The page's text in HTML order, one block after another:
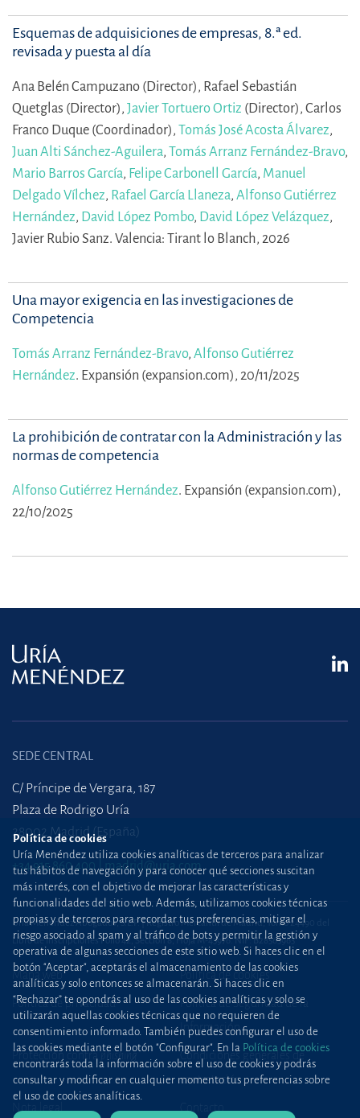
Esquemas de adquisiciones de empresas, 8.ª ed.
revisada y puesta al día
Ana Belén Campuzano (Director), Rafael Sebastián
Quetglas (Director), Javier Tortuero Ortiz (Director), Carlos
Franco Duque (Coordinador), Tomás José Acosta Álvarez,
Juan Alti Sánchez-Aguilera, Tomás Arranz Fernández-Bravo,
Mario Barros García, Felipe Carbonell García, Manuel
Delgado Vílchez, Rafael García Llaneza, Alfonso Gutiérrez
Hernández, David López Pombo, David López Velázquez,
Javier Rubio Sanz. Valencia: Tirant lo Blanch, 2026
Una mayor exigencia en las investigaciones de
Competencia
Tomás Arranz Fernández-Bravo, Alfonso Gutiérrez
Hernández. Expansión (expansion.com), 20/11/2025
La prohibición de contratar con la Administración y las
normas de competencia
Alfonso Gutiérrez Hernández. Expansión (expansion.com),
22/10/2025
SEDE CENTRAL
C/ Príncipe de Vergara, 187
Plaza de Rodrigo Uría
28002 Madrid (España)
+34 915 860 400 madrid@uria.com
Uría Menéndez Abogados, S.L.P. | Registro Mercantil de Madrid, Tomo 24490 del
Libro de Inscripciones Folio 42, Sección 8, Hoja M-43976. NIF: B28563963
Mapa web Política de cookies
Política de privacidad
Política de Seguridad de la
Información
Protección contraphishing
Condiciones generales de
contratación
Nota legal Contacto
Política de cookies
Uría Menéndez utiliza cookies analíticas de terceros para analizar
tus hábitos de navegación y para conocer qué secciones suscitan
más interés, con el objetivo de mejorar las características y
funcionalidades del sitio web. Además, utilizamos cookies técnicas
propias y de terceros para recordar tus preferencias, mitigar el
riesgo asociado al spam y al tráfico de bots y permitir la gestión y
operativa de algunas secciones de este sitio web. Si haces clic en el
botón "Aceptar", aceptarás el almacenamiento de las cookies
analíticas y solo entonces se almacenarán. Si haces clic en
“Rechazar” te opondrás al uso de las cookies analíticas y solo se
utilizarán aquellas cookies técnicas que no requieren de
consentimiento informado. También puedes configurar el uso de
las cookies mediante el botón "Configurar". En la Política de cookies
encontrarás toda la información sobre el uso de cookies y podrás
consultar y modificar en cualquier momento tus preferencias sobre
el uso de cookies analíticas.